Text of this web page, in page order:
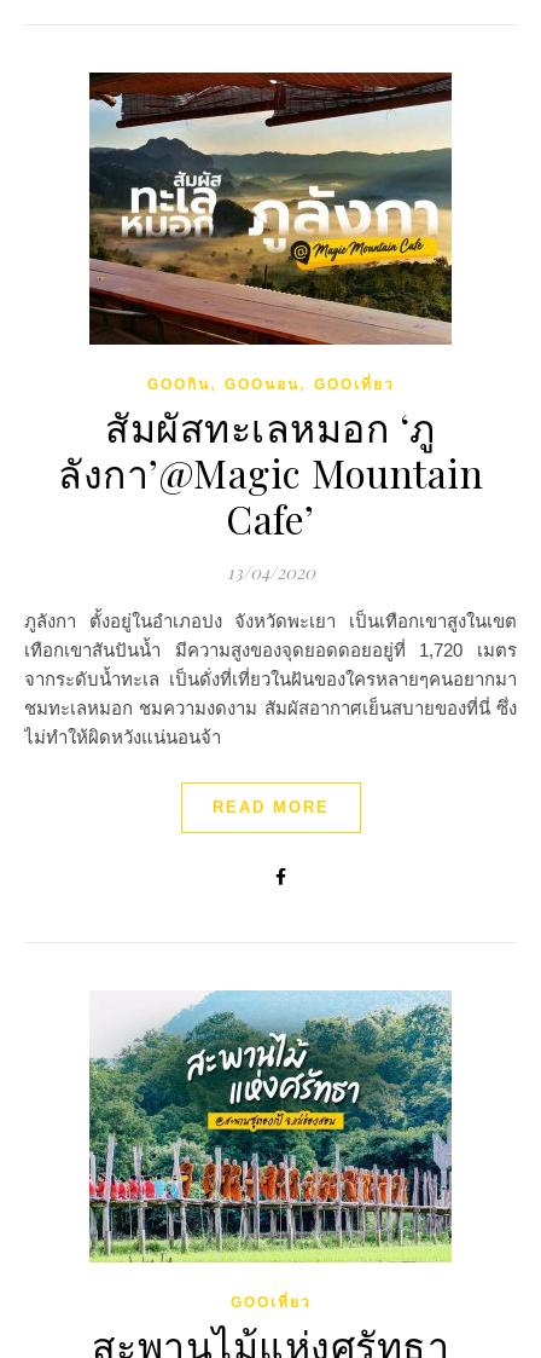
GOOกิน, GOOนอน, GOOเที่ยว
สัมผัสทะเลหมอก ‘ภู
ลังกา’@Magic Mountain
Cafe’
13/04/2020
ภูลังกา ตั้งอยู่ในอำเภอปง จังหวัดพะเยา เป็นเทือกเขาสูงในเขต
เทือกเขาสันปันน้ำ มีความสูงของจุดยอดดอยอยู่ที่ 1,720 เมตร
จากระดับน้ำทะเล เป็นดั่งที่เที่ยวในฝันของใครหลายๆคนอยากมา
ชมทะเลหมอก ชมความงดงาม สัมผัสอากาศเย็นสบายของที่นี่ ซึ่ง
ไม่ทำให้ผิดหวังแน่นอนจ้า
READ MORE
GOOเที่ยว
สะพานไม้แห่งศรัทธา